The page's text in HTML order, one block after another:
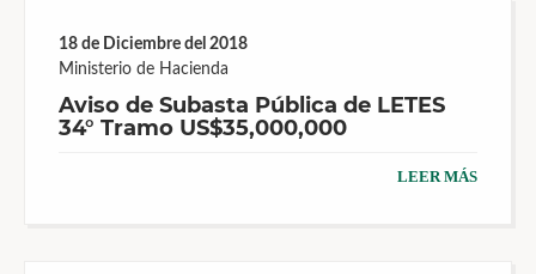
18 de Diciembre del 2018
Ministerio de Hacienda
Aviso de Subasta Pública de LETES
34° Tramo US$35,000,000
LEER MÁS